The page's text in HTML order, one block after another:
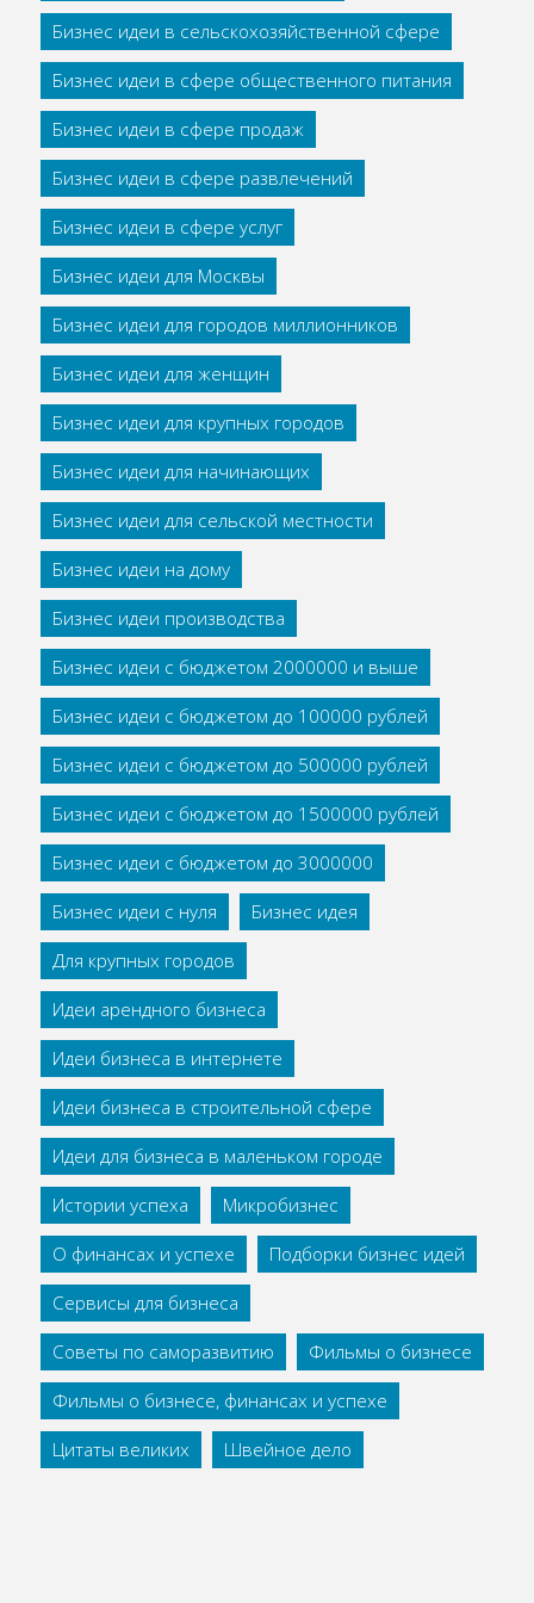
Бизнес идеи в сельскохозяйственной сфере
Бизнес идеи в сфере общественного питания
Бизнес идеи в сфере продаж
Бизнес идеи в сфере развлечений
Бизнес идеи в сфере услуг
Бизнес идеи для Москвы
Бизнес идеи для городов миллионников
Бизнес идеи для женщин
Бизнес идеи для крупных городов
Бизнес идеи для начинающих
Бизнес идеи для сельской местности
Бизнес идеи на дому
Бизнес идеи производства
Бизнес идеи с бюджетом 2000000 и выше
Бизнес идеи с бюджетом до 100000 рублей
Бизнес идеи с бюджетом до 500000 рублей
Бизнес идеи с бюджетом до 1500000 рублей
Бизнес идеи с бюджетом до 3000000
Бизнес идеи с нуля
Бизнес идея
Для крупных городов
Идеи арендного бизнеса
Идеи бизнеса в интернете
Идеи бизнеса в строительной сфере
Идеи для бизнеса в маленьком городе
Истории успеха
Микробизнес
О финансах и успехе
Подборки бизнес идей
Сервисы для бизнеса
Советы по саморазвитию
Фильмы о бизнесе
Фильмы о бизнесе, финансах и успехе
Цитаты великих
Швейное дело